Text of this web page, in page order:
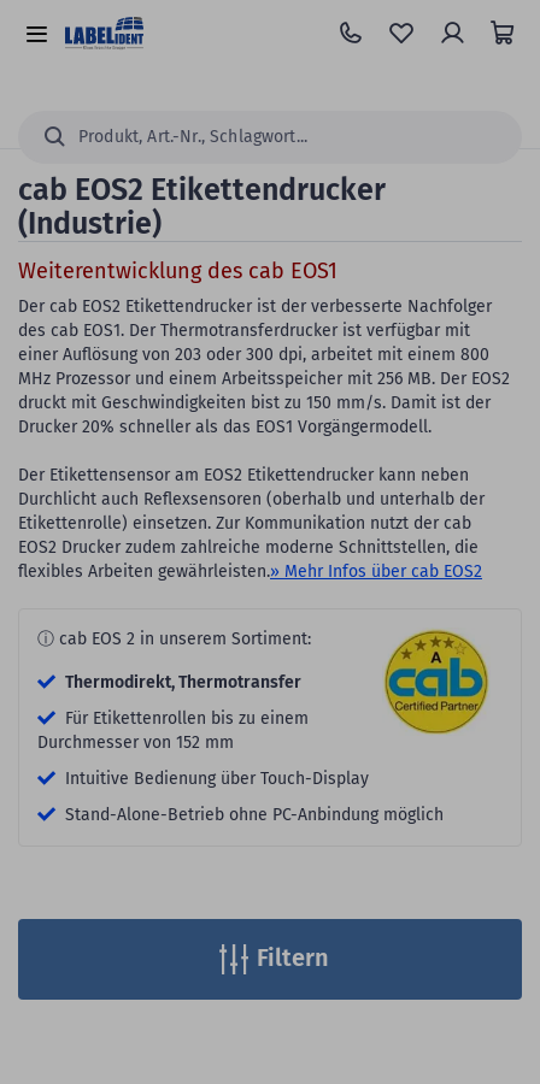
Hauptinhalt
springen
Alle
Suchen...
cab EOS2 Etikettendrucker
(Industrie)
Weiterentwicklung des cab EOS1
Der cab EOS2 Etikettendrucker ist der verbesserte Nachfolger
des cab EOS1. Der Thermotransferdrucker ist verfügbar mit
einer Auflösung von 203 oder 300 dpi, arbeitet mit einem 800
MHz Prozessor und einem Arbeitsspeicher mit 256 MB. Der EOS2
druckt mit Geschwindigkeiten bist zu 150 mm/s. Damit ist der
Drucker 20% schneller als das EOS1 Vorgängermodell.
Der Etikettensensor am EOS2 Etikettendrucker kann neben
Durchlicht auch Reflexsensoren (oberhalb und unterhalb der
Etikettenrolle) einsetzen. Zur Kommunikation nutzt der cab
EOS2 Drucker zudem zahlreiche moderne Schnittstellen, die
flexibles Arbeiten gewährleisten.» Mehr Infos über cab EOS2
ⓘ cab EOS 2 in unserem Sortiment:
Thermodirekt, Thermotransfer
Für Etikettenrollen bis zu einem
Durchmesser von 152 mm
Intuitive Bedienung über Touch-Display
Stand-Alone-Betrieb ohne PC-Anbindung möglich
Filtern